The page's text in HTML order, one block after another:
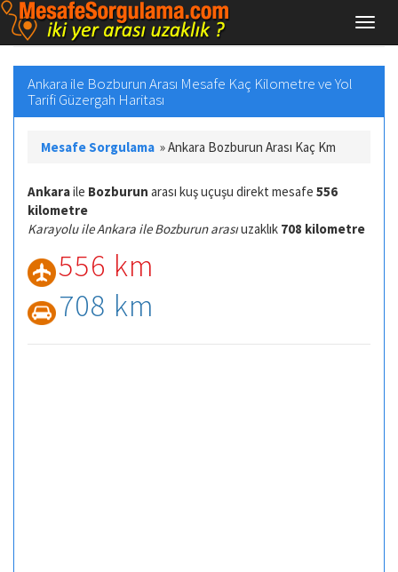
Ankara ile Bozburun Arası Mesafe Kaç Kilometre ve Yol
Tarifi Güzergah Haritası
Mesafe Sorgulama »Ankara Bozburun Arası Kaç Km
Ankaraile Bozburun arası kuş uçuşu direkt mesafe 556
kilometre
Karayolu ile Ankara ile Bozburun arasıuzaklık 708 kilometre
556 km
708 km